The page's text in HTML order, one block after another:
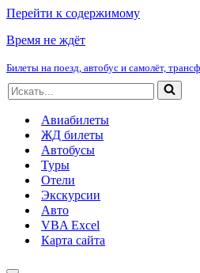
Перейти к содержимому
Время не ждёт
Билеты на поезд, автобус и самолёт,
Искать...
Авиабилеты
ЖД билеты
Автобусы
Туры
Отели
Экскурсии
Авто
VBA Excel
Карта сайта